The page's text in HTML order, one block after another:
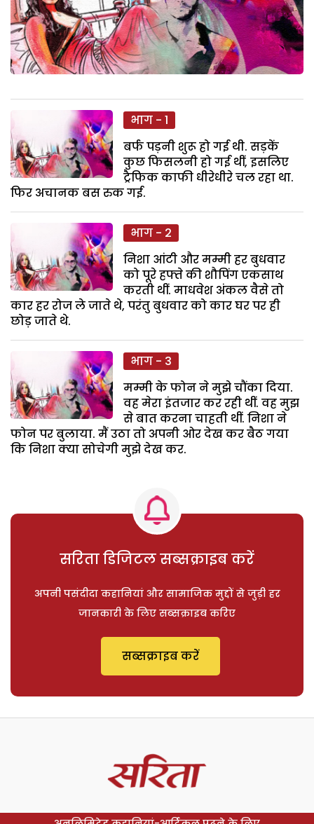
भाग - 1
बर्फ पड़नी शुरू हो गई थी. सड़कें
कुछ फिसलनी हो गई थीं, इसलिए
ट्रैफिक काफी धीरेधीरे चल रहा था.
फिर अचानक बस रुक गई.
भाग - 2
निशा आंटी और मम्मी हर बुधवार
को पूरे हफ्ते की शौपिंग एकसाथ
करती थीं. माधवेश अंकल वैसे तो
कार हर रोज ले जाते थे, परंतु बुधवार को कार घर पर ही
छोड़ जाते थे.
भाग - 3
मम्मी के फोन ने मुझे चौंका दिया.
वह मेरा इंतजार कर रही थीं. वह मुझ
से बात करना चाहती थीं. निशा ने
फोन पर बुलाया. मैं उठा तो अपनी ओर देख कर बैठ गया
कि निशा क्या सोचेगी मुझे देख कर.
सरिता डिजिटल सब्सक्राइब करें
अपनी पसंदीदा कहानियां और सामाजिक मुद्दों से जुड़ी हर
जानकारी के लिए सब्सक्राइब करिए
सब्सक्राइब करें